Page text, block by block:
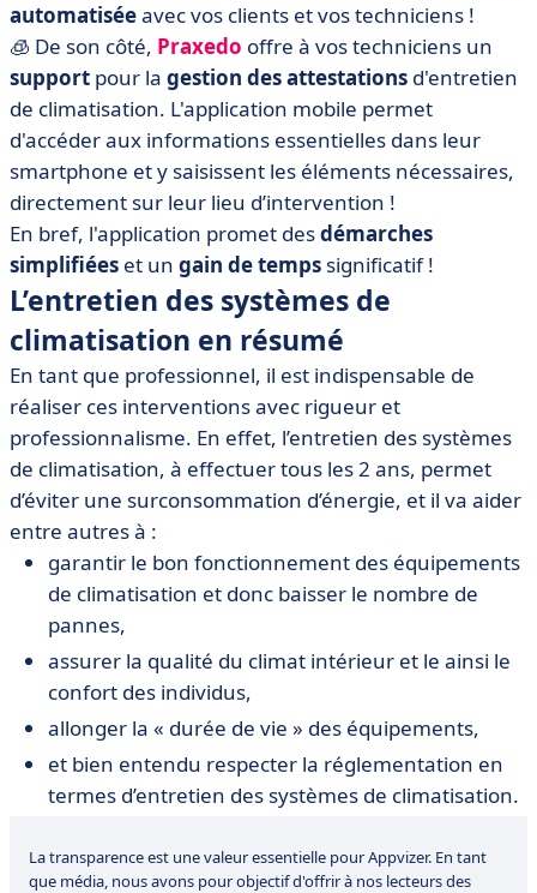
automatiséeavec vos clients et vos techniciens !
🧊 De son côté, Praxedo offre à vos techniciens un
support pour la gestion desattestations d'entretien
de climatisation. L'application mobile permet
d'accéder aux informations essentielles dans leur
smartphone et y saisissent les éléments nécessaires,
directement sur leur lieu d’intervention !
En bref, l'application promet desdémarches
simplifiées et un gain de temps significatif !
L’entretien des systèmes de
climatisation en résumé
En tant que professionnel, il est indispensable de
réaliser ces interventions avec rigueur et
professionnalisme. En effet, l’entretien des systèmes
de climatisation, à effectuer tous les 2 ans, permet
d’éviter une surconsommation d’énergie, et il va aider
entre autres à :
garantir le bon fonctionnement des équipements
de climatisation et donc baisser le nombre de
pannes,
assurer la qualité du climat intérieur et le ainsi le
confort des individus,
allonger la « durée de vie » des équipements,
et bien entendu respecter la réglementation en
termes d’entretien des systèmes de climatisation.
La transparence est une valeur essentielle pour Appvizer. En tant
que média, nous avons pour objectif d'offrir à nos lecteurs des